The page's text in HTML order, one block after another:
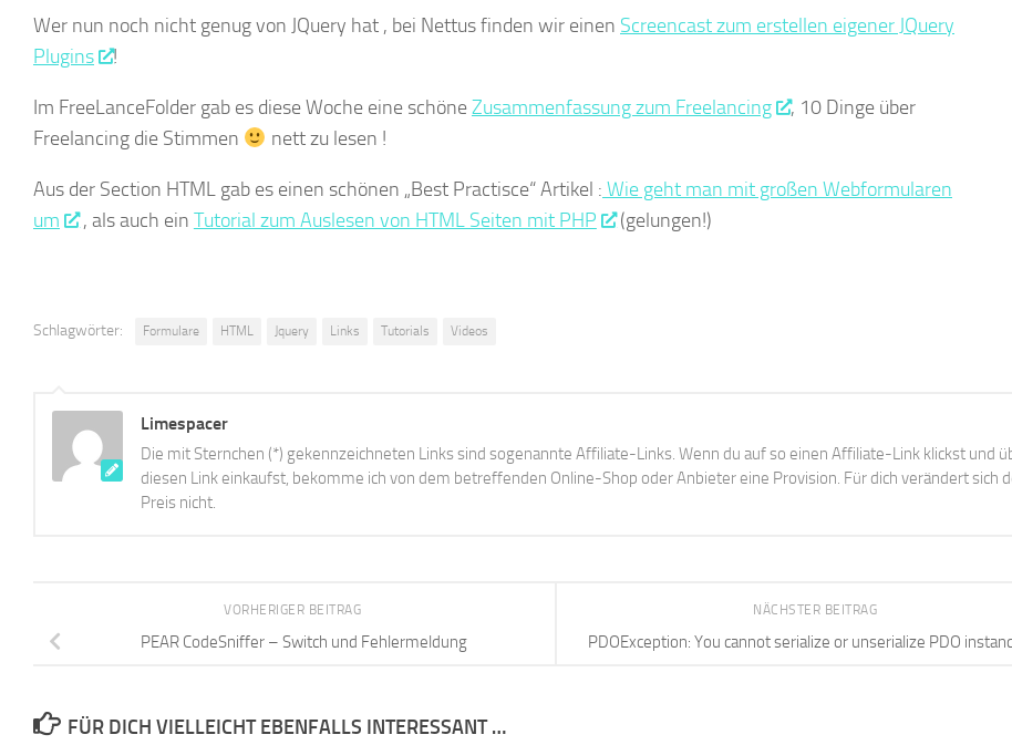
Wer nun noch nicht genug von JQuery hat , bei Nettus finden wir einen Screencast zum erstellen eigener JQuery
Plugins
!
Im FreeLanceFolder gab es diese Woche eine schöneZusammenfassung zum Freelancing
, 10 Dinge über
Freelancing die Stimmen
nett zu lesen !
Aus der Section HTML gab es einen schönen „Best Practisce“ Artikel : Wie geht man mit großen Webformularen
um
, als auch ein Tutorial zum Auslesen von HTML Seiten mit PHP (gelungen!)
Schlagwörter: Formulare HTML Jquery Links Tutorials Videos
Limespacer
Die mit Sternchen (*) gekennzeichneten Links sind sogenannte Affiliate-Links. Wenn du auf so einen Affiliate-Link klickst und
diesen Link einkaufst, bekomme ich von dem betreffenden Online-Shop oder Anbieter eine Provision. Für dich verändert sich
Preis nicht.
NÄCHSTER BEITRAG
PDOException: You cannot serialize or unserialize PDO
VORHERIGER BEITRAG
PEAR CodeSniffer – Switch und Fehlermeldung
FÜR DICH VIELLEICHT EBENFALLS INTERESSANT …